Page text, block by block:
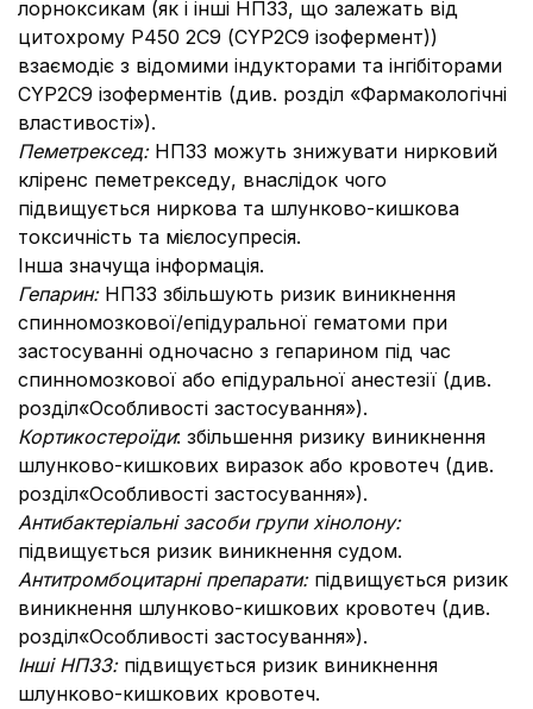
лорноксикам (як і інші НПЗЗ, що залежать від
цитохрому Р450 2С9 (CYP2C9 ізофермент))
взаємодіє з відомими індукторами та інгібіторами
СYP2С9 ізоферментів (див. розділ «Фармакологічні
властивості»).
Пеметрексед: НПЗЗ можуть знижувати нирковий
кліренс пеметрекседу, внаслідок чого
підвищується ниркова та шлунково-кишкова
токсичність та мієлосупресія.
Інша значуща інформація.
Гепарин: НПЗЗ збільшують ризик виникнення
спинномозкової/епідуральної гематоми при
застосуванні одночасно з гепарином під час
спинномозкової або епідуральної анестезії (див.
розділ«Особливості застосування»).
Кортикостероїди: збільшення ризику виникнення
шлунково-кишкових виразок або кровотеч (див.
розділ«Особливості застосування»).
Антибактеріальні засоби групи хінолону:
підвищується ризик виникнення судом.
Антитромбоцитарні препарати: підвищується ризик
виникнення шлунково-кишкових кровотеч (див.
розділ«Особливості застосування»).
Інші НПЗЗ: підвищується ризик виникнення
шлунково-кишкових кровотеч.